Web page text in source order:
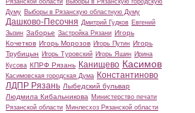
Рязанской области Выборы в Рязанскую городскую
Думу Выборы в Рязанскую областную Думу
Дашково-Песочня Дмитрий Гудков Евгений
Зызин Заборье Застройка Рязани Игорь
Кочетков Игорь Морозов Игорь Путин Игорь
Трубицын Игорь Туровский Игорь Яшин Ирина
Кусова КПРФ Рязань Канищево Касимов
Касимовская городская Дума Константиново
ЛДПР Рязань Лыбедский бульвар
Людмила Кибальникова Министерство печати
Рязанской области Минлесхоз Рязанской области